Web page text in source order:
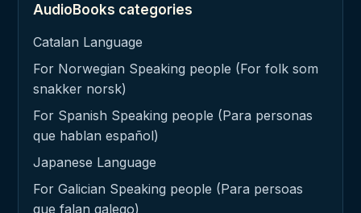
AudioBooks categories
Catalan Language
For Norwegian Speaking people (For folk som
snakker norsk)
For Spanish Speaking people (Para personas
que hablan español)
Japanese Language
For Galician Speaking people (Para persoas
que falan galego)